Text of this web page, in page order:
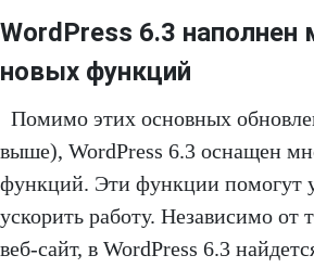
WordPress 6.3
новых функций
Помимо этих основных
выше), WordPress 6.3 оснащен
функций. Эти функции помогут
ускорить работу. Независимо от
веб-сайт, в WordPress 6.3